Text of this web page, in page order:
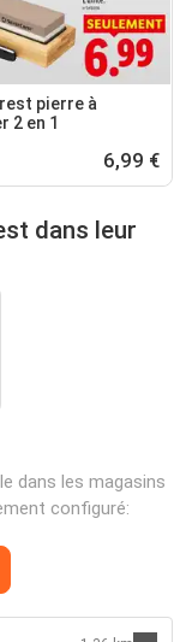
pierre à
2 en 1
6,99 €
dans leur
dans les magasins
configuré: